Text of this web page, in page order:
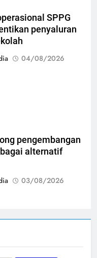
SPPG
penyaluran
04/08/2026
pengembangan
alternatif
03/08/2026